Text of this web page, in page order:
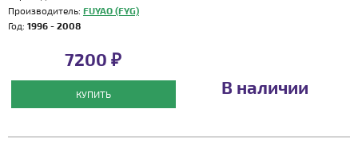
Производитель: FUYAO (FYG)
Год: 1996 - 2008
7200 ₽
КУПИТЬ В наличии